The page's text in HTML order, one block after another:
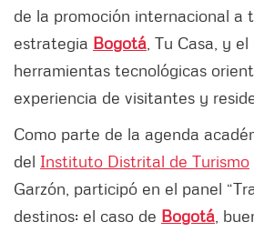
de la promoción internacional a
estrategia Bogotá , Tu Casa, y
herramientas tecnológicas
experiencia de visitantes y
Como parte de la agenda
del Instituto Distrital de Turismo
Garzón, participó en el panel
destinos: el caso de Bogotá ,